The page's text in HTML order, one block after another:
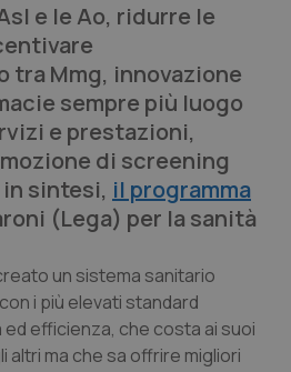
e le Ao, ridurre le
tra Mmg, innovazione
sempre più luogo
e prestazioni,
di screening
sintesi, il programma
(Lega) per la sanità
un sistema sanitario
i più elevati standard
ed efficienza, che costa ai suoi
altri ma che sa offrire migliori